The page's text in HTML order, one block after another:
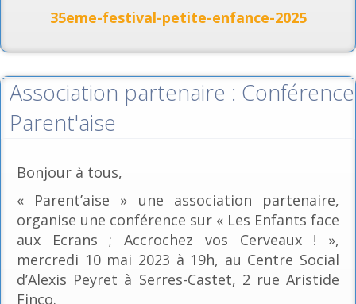
35eme-festival-petite-enfance-2025
Association partenaire : Conférence
Parent'aise
Bonjour à tous,
« Parent’aise » une association partenaire,
organise une conférence sur « Les Enfants face
aux Ecrans ; Accrochez vos Cerveaux ! »,
mercredi 10 mai 2023 à 19h, au Centre Social
d’Alexis Peyret à Serres-Castet, 2 rue Aristide
Finco.